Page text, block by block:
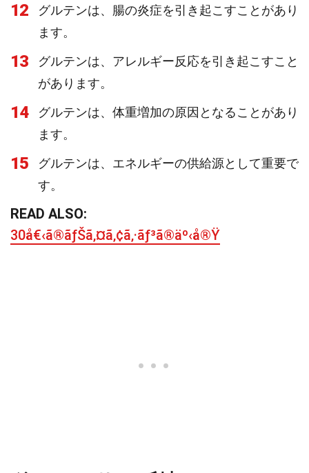
12
グルテンは、腸の炎症を引き起こすことがあり
ます。
13
グルテンは、アレルギー反応を引き起こすこと
があります。
14
グルテンは、体重増加の原因となることがあり
ます。
15
グルテンは、エネルギーの供給源として重要で
す。
READ ALSO:
30å€‹ã®ãƒŠã‚¤ã‚¢ã‚·ãƒ³ã®äº‹å®Ÿ